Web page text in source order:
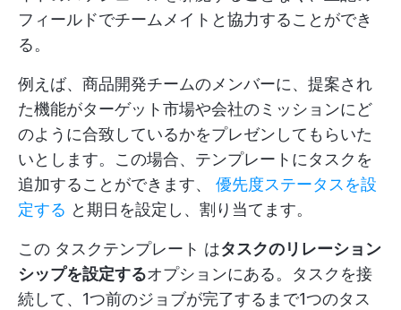
フィールドでチームメイトと協力することができ
る。
例えば、商品開発チームのメンバーに、提案され
た機能がターゲット市場や会社のミッションにど
のように合致しているかをプレゼンしてもらいた
いとします。この場合、テンプレートにタスクを
追加することができます、 優先度ステータスを設
定する と期日を設定し、割り当てます。
この タスクテンプレート はタスクのリレーション
シップを設定するオプションにある。タスクを接
続して、1つ前のジョブが完了するまで1つのタス